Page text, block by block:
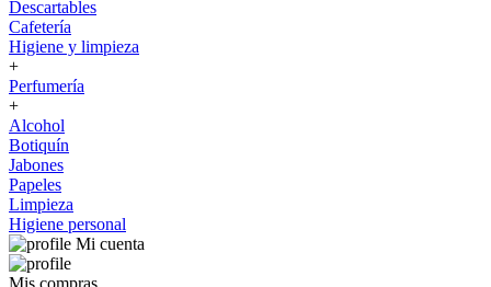
Descartables
Cafetería
Higiene y limpieza
+
Perfumería
+
Alcohol
Botiquín
Jabones
Papeles
Limpieza
Higiene personal
Mi cuenta
Mis compras